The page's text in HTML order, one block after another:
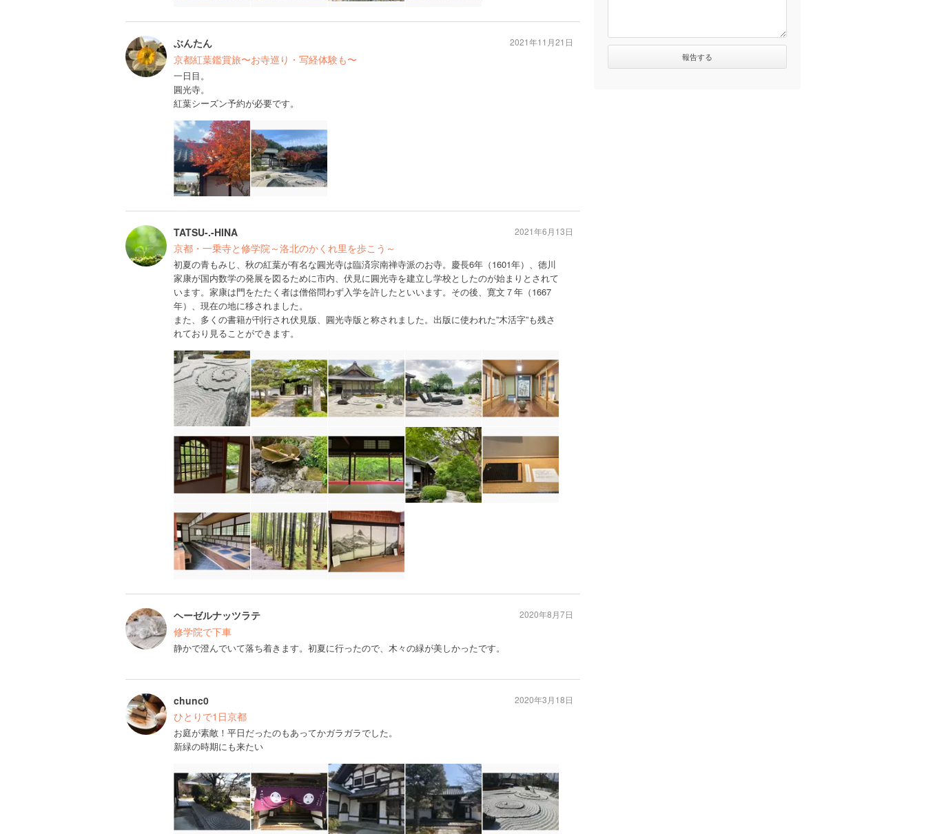
ぶんたん
京都紅葉鑑賞旅〜お寺巡り・写経体験も〜
一日目。
圓光寺。
紅葉シーズン予約が必要です。
2021年11月21日
TATSU-.-HINA
京都・一乗寺と修学院～洛北のかくれ里を歩こう～
初夏の青もみじ、秋の紅葉が有名な圓光寺は臨済宗南禅寺派のお寺。慶長6年（1601年）、徳川
家康が国内数学の発展を図るために市内、伏見に圓光寺を建立し学校としたのが始まりとされて
います。家康は門をたたく者は僧俗問わず入学を許したといいます。その後、寛文７年（1667
年）、現在の地に移されました。
また、多くの書籍が刊行され伏見版、圓光寺版と称されました。出版に使われた”木活字”も残さ
れており見ることができます。
2021年6月13日
ヘーゼルナッツラテ
修学院で下車
静かで澄んでいて落ち着きます。初夏に行ったので、木々の緑が美しかったです。
2020年8月7日
chunc0
ひとりで1日京都
お庭が素敵！平日だったのもあってかガラガラでした。
新緑の時期にも来たい
2020年3月18日